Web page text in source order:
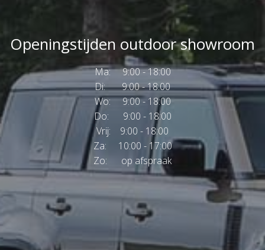
Openingstijden outdoor showroom
Ma: 9:00 - 18:00
Di: 9:00 - 18:00
Wo: 9:00 - 18:00
Do: 9:00 - 18:00
Vrij: 9:00 - 18:00
Za: 10:00 - 17:00
Zo: op afspraak